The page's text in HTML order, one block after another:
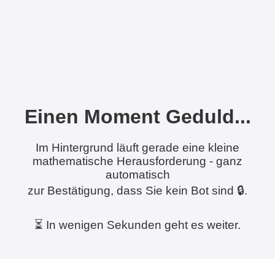
Einen Moment Geduld...
Im Hintergrund läuft gerade eine kleine
mathematische Herausforderung - ganz
automatisch
zur Bestätigung, dass Sie kein Bot sind 🔒.
⏳ In wenigen Sekunden geht es weiter.